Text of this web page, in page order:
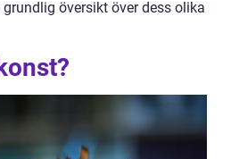
grundlig översikt över dess olika